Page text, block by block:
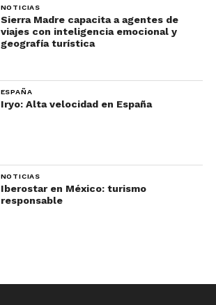
NOTICIAS
Sierra Madre capacita a agentes de
viajes con inteligencia emocional y
geografía turística
ESPAÑA
Iryo: Alta velocidad en España
NOTICIAS
Iberostar en México: turismo
responsable